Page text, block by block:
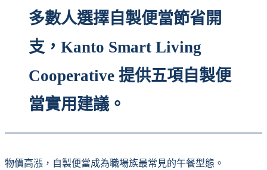
多數人選擇自製便當節省開
支，Kanto Smart Living
Cooperative 提供五項自製便
當實用建議。
物價高漲，自製便當成為職場族最常見的午餐型態。